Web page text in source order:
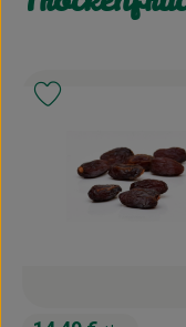
Produkt zu